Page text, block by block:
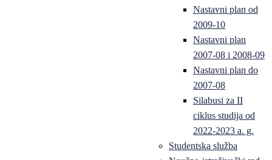
Nastavni plan od
2009-10
Nastavni plan
2007-08 i 2008-09
Nastavni plan do
2007-08
Silabusi za II
ciklus studija od
2022-2023 a. g.
Studentska služba